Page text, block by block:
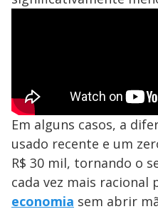
Em alguns casos, a
usado recente e um
R$ 30 mil, tornando o
cada vez mais racional
economia sem abrir